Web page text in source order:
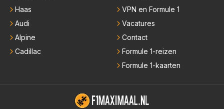
Haas
Audi
Alpine
Cadillac
VPN en Formule 1
Vacatures
Contact
Formule 1-reizen
Formule 1-kaarten